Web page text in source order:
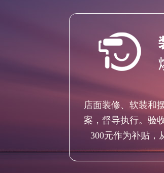
店面装修、软装和
案，督导执行。验
300元作为补贴，